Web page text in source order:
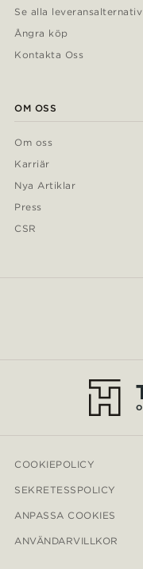
Se alla leveransalternativ
Ångra köp
Kontakta Oss
OM OSS
Om oss
Karriär
Nya Artiklar
Press
CSR
COOKIEPOLICY
SEKRETESSPOLICY
ANPASSA COOKIES
ANVÄNDARVILLKOR